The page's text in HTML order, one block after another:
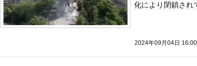
【Xの車窓から】オービスかと思ったら野生の炊飯器で草 ほか
【衝撃】「かわいい虫」ランキング、ついに発表される
化により閉鎖され
2024年09月04日 16:00